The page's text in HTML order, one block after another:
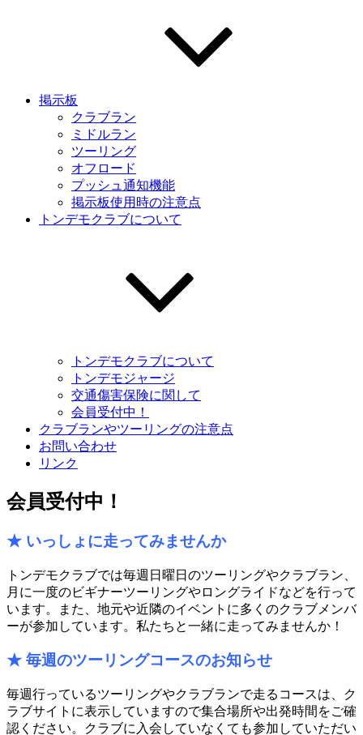
掲示板
クラブラン
ミドルラン
ツーリング
オフロード
プッシュ通知機能
掲示板使用時の注意点
トンデモクラブについて
トンデモクラブについて
トンデモジャージ
交通傷害保険に関して
会員受付中！
クラブランやツーリングの注意点
お問い合わせ
リンク
会員受付中！
★ いっしょに走ってみませんか
トンデモクラブでは毎週日曜日のツーリングやクラブラン、
月に一度のビギナーツーリングやロングライドなどを行って
います。また、地元や近隣のイベントに多くのクラブメンバ
ーが参加しています。私たちと一緒に走ってみませんか！
★ 毎週のツーリングコースのお知らせ
毎週行っているツーリングやクラブランで走るコースは、ク
ラブサイトに表示していますので集合場所や出発時間をご確
認ください。クラブに入会していなくても参加していただい